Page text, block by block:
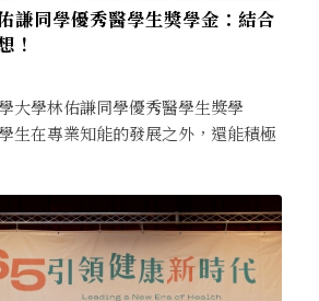
謙同學優秀醫學生獎學金：結合
！
大學林佑謙同學優秀醫學生獎學
生在專業知能的發展之外，還能積極